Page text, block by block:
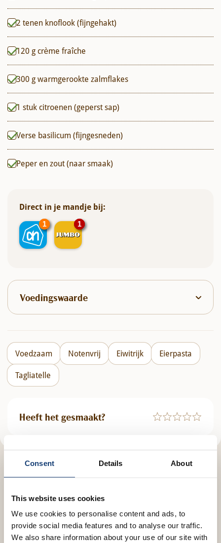
Consent Details About
This website uses cookies
We use cookies to personalise content and ads, to
provide social media features and to analyse our traffic.
We also share information about your use of our site with
2 tenen knoflook (fijngehakt)
120 g crème fraîche
300 gwarmgerookte zalmflakes
1 stuk citroenen (geperst sap)
Verse basilicum (fijngesneden)
Peper en zout (naar smaak)
Direct in je mandje bij:
1
1 1
1
Voedingswaarde
Voedzaam Notenvrij Eiwitrijk Eierpasta
Tagliatelle
Heeft het gesmaakt?
snelle variaties. Vervang de warmgerookte zalm
eens door dungesneden koudgerookte zalm, die je